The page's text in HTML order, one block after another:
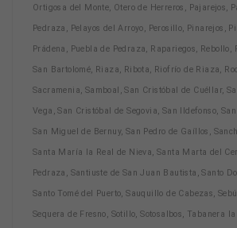
Ortigosa del Monte, Otero de Herreros, Pajarejos,
Pedraza, Pelayos del Arroyo, Perosillo, Pinarejos,
Prádena, Puebla de Pedraza, Rapariegos, Rebollo,
San Bartolomé, Riaza, Ribota, Riofrío de Riaza,
Sacramenia, Samboal, San Cristóbal de Cuéllar,
Vega, San Cristóbal de Segovia, San Ildefonso,
San Miguel de Bernuy, San Pedro de Gaíllos,
Santa María la Real de Nieva, Santa Marta del
Pedraza, Santiuste de San Juan Bautista, Santo
Santo Tomé del Puerto, Sauquillo de Cabezas,
Sequera de Fresno, Sotillo, Sotosalbos, Tabanera